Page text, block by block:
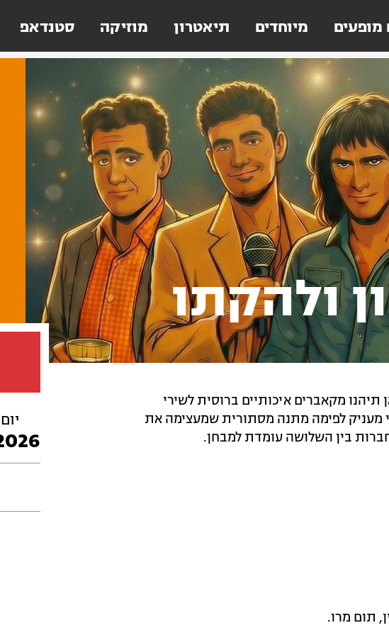
מופעים מיוחדים תיאטרון מוזיקה סטנדאפ
ולהקתו
מקאברים איכותיים ברוסית לשירי
מעניק לפימה מתנה מסתורית שמעצימה את
בין השלושה עומדת למבחן.
תום מרו.